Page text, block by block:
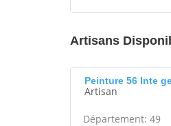
Artisans
Peinture 56 Inte
Artisan
Département: 49